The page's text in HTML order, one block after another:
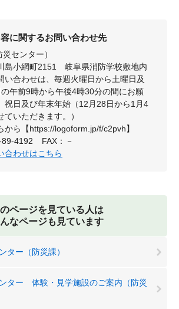
に関するお問い合わせ先
災センター）
島小網町2151 岐阜県消防学校敷地内
い合わせは、毎週火曜日から土曜日及
午前9時から午後4時30分の間にお願
祝日及び年末年始（12月28日から1月4
ていただきます。）
から【https://logoform.jp/f/c2pvh】
4192
FAX：－
合わせはこちら
ページを見ている人は
なページも見ています
ター（防災課）
ター 体験・見学施設のご案内（防災